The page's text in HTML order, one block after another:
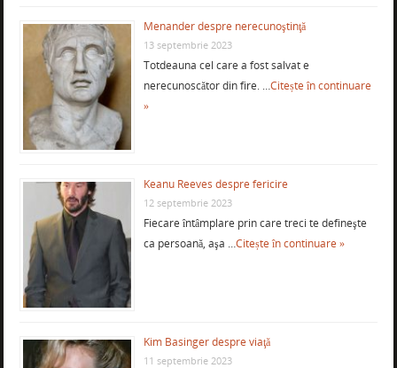
Menander despre nerecunoştinţă
13 septembrie 2023
Totdeauna cel care a fost salvat e
nerecunoscător din fire. …Citește în continuare
»
Keanu Reeves despre fericire
12 septembrie 2023
Fiecare întâmplare prin care treci te defineşte
ca persoană, aşa …Citește în continuare »
Kim Basinger despre viaţă
11 septembrie 2023